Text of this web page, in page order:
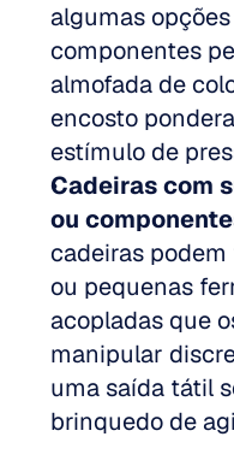
algumas
componentes
almofada de
encosto
estímulo de
Cadeiras com
ou
cadeiras
ou pequenas
acopladas que
manipular
uma saída tátil
brinquedo de